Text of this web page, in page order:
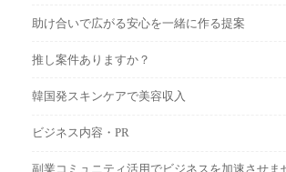
助け合いで広がる安心を一緒に作る提案
推し案件ありますか？
韓国発スキンケアで美容収入
ビジネス内容・PR